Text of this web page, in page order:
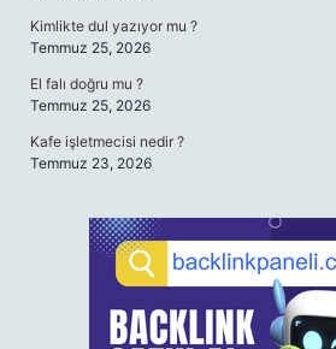
Kimlikte dul yazıyor mu ?
Temmuz 25, 2026
El falı doğru mu ?
Temmuz 25, 2026
Kafe işletmecisi nedir ?
Temmuz 23, 2026